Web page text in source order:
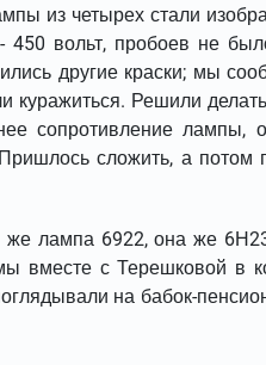
из четырех стали
вольт, пробоев не
другие краски; мы
куражиться. Решили
сопротивление лампы,
сложить, а
же лампа 6922, она же
вместе с Терешковой в
на бабок-